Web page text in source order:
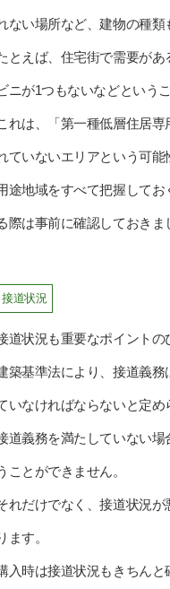
ない場所など、建物の種類
とえば、住宅街で需要が
ニが1つもないなどという
れは、「第一種低層住居
ていないエリアという可能
途地域をすべて把握して
際は事前に確認しておきま
接道状況
道状況も重要なポイントの
築基準法により、接道義
いなければならないと定め
道義務を満たしていない
ことができません。
れだけでなく、接道状況
ます。
入時は接道状況もきちんと